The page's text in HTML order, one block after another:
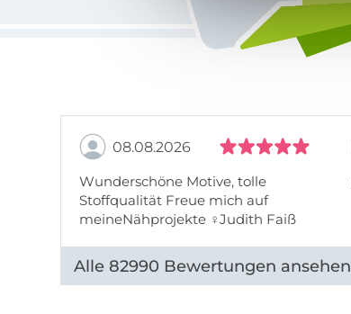
08.08.2026
Wunderschöne Motive, tolle
Stoffqualität Freue mich auf
meineNähprojekte ♀Judith Faiß
Alle 82990 Bewertungen ansehen